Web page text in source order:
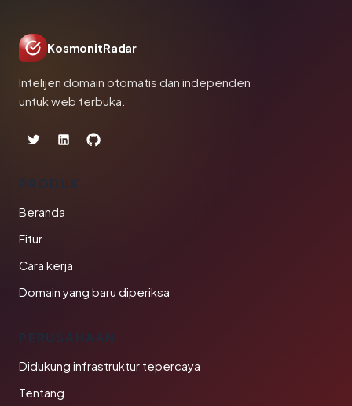
KosmonitRadar
Intelijen domain otomatis dan independen
untuk web terbuka.
PRODUK
Beranda
Fitur
Cara kerja
Domain yang baru diperiksa
PERUSAHAAN
Didukung infrastruktur tepercaya
Tentang